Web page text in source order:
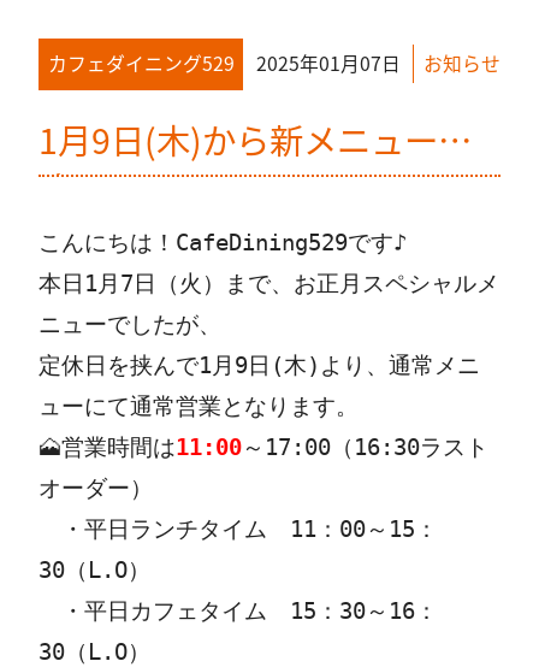
048-871-8529
カフェダイニング529 2025年01月07日 お知らせ
1月9日(木)から新メニューで
す！
こんにちは！CafeDining529です♪
本日1月7日（火）まで、お正月スペシャルメ
ニューでしたが、
定休日を挟んで1月9日(木)より、通常メニ
ューにて通常営業となります。
🗻営業時間は11:00～17:00（16:30ラスト
オーダー）
・平日ランチタイム　11：00～15：
30（L.O）
・平日カフェタイム　15：30～16：
30（L.O）